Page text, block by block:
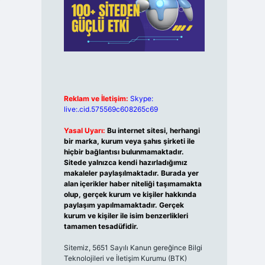
Reklam ve İletişim: Skype:
live:.cid.575569c608265c69
Yasal Uyarı: Bu internet sitesi, herhangi
bir marka, kurum veya şahıs şirketi ile
hiçbir bağlantısı bulunmamaktadır.
Sitede yalnızca kendi hazırladığımız
makaleler paylaşılmaktadır. Burada yer
alan içerikler haber niteliği taşımamakta
olup, gerçek kurum ve kişiler hakkında
paylaşım yapılmamaktadır. Gerçek
kurum ve kişiler ile isim benzerlikleri
tamamen tesadüfidir.
Sitemiz, 5651 Sayılı Kanun gereğince Bilgi
Teknolojileri ve İletişim Kurumu (BTK)